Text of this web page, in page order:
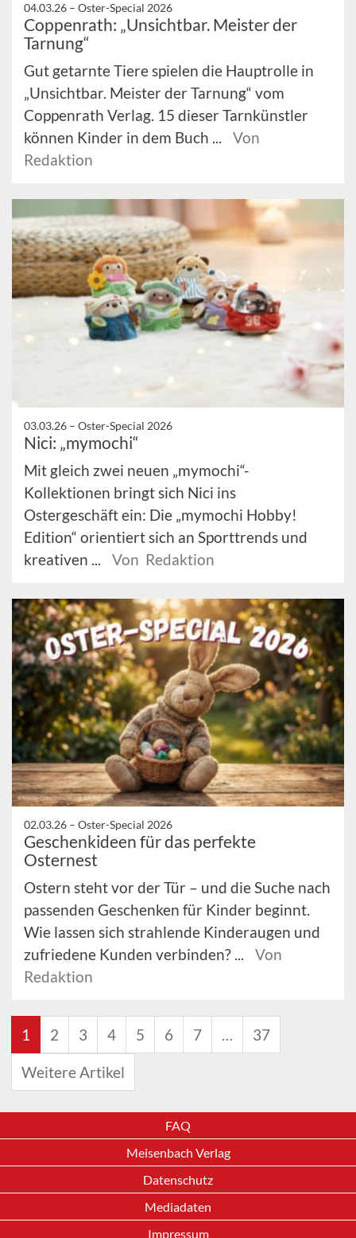
04.03.26 – Oster-Special 2026
Coppenrath: „Unsichtbar. Meister der
Tarnung“
Gut getarnte Tiere spielen die Hauptrolle in
„Unsichtbar. Meister der Tarnung“ vom
Coppenrath Verlag. 15 dieser Tarnkünstler
können Kinder in dem Buch ...
Von
Redaktion
03.03.26 – Oster-Special 2026
Nici: „mymochi“
Mit gleich zwei neuen „mymochi“-
Kollektionen bringt sich Nici ins
Ostergeschäft ein: Die „mymochi Hobby!
Edition“ orientiert sich an Sporttrends und
kreativen ...
Von Redaktion
02.03.26 – Oster-Special 2026
Geschenkideen für das perfekte
Osternest
Ostern steht vor der Tür – und die Suche nach
passenden Geschenken für Kinder beginnt.
Wie lassen sich strahlende Kinderaugen und
zufriedene Kunden verbinden? ...
Von
Redaktion
1 2 3 4 5 6 7 … 37
Weitere Artikel
FAQ
Meisenbach Verlag
Datenschutz
Mediadaten
Impressum